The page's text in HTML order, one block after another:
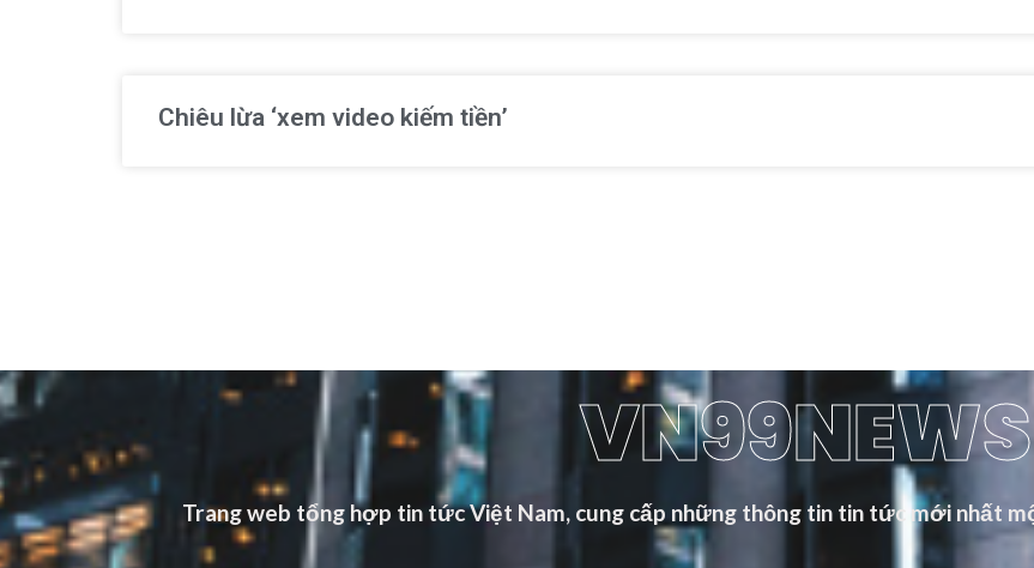
Chiêu lừa ‘xem video kiếm tiền’
VN99NEWS
Trang web tổng hợp tin tức Việt Nam, cung cấp những thông tin tin tức mới nhất